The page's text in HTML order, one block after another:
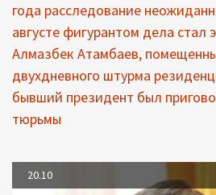
года расследование
августе фигурантом дела стал
Алмазбек Атамбаев,
двухдневного штурма
бывший президент был
тюрьмы
20.10